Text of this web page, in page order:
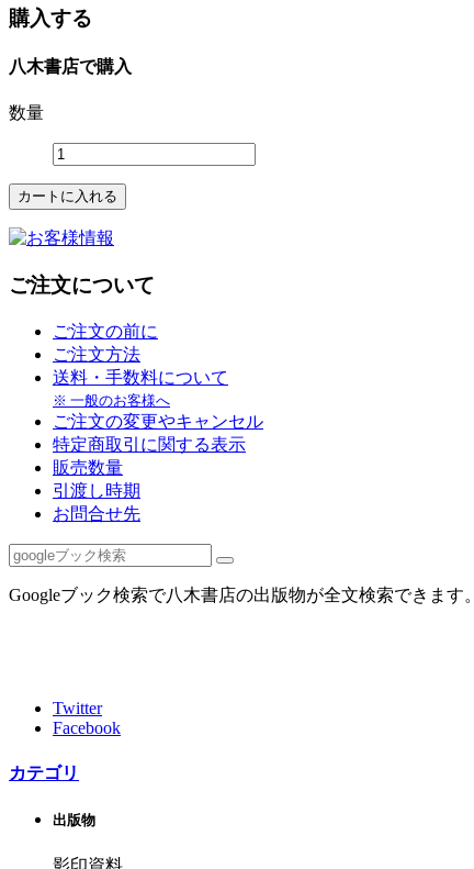
購入する
八木書店で購入
数量
ご注文について
ご注文の前に
ご注文方法
送料・手数料について
※ 一般のお客様へ
ご注文の変更やキャンセル
特定商取引に関する表示
販売数量
引渡し時期
お問合せ先
Googleブック検索で八木書店の出版物が全文検索できます。
Twitter
Facebook
カテゴリ
出版物
影印資料